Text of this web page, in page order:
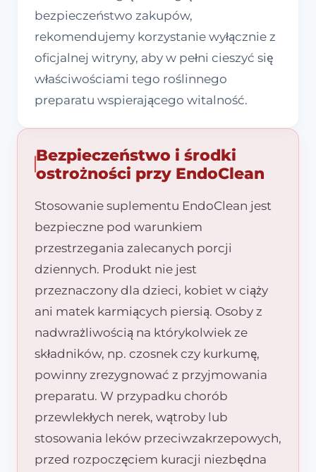
bezpieczeństwo zakupów,
rekomendujemy korzystanie wyłącznie z
oficjalnej witryny, aby w pełni cieszyć się
właściwościami tego roślinnego
preparatu wspierającego witalność.
Bezpieczeństwo i środki
ostrożności przy EndoClean
Stosowanie suplementu EndoClean jest
bezpieczne pod warunkiem
przestrzegania zalecanych porcji
dziennych. Produkt nie jest
przeznaczony dla dzieci, kobiet w ciąży
ani matek karmiących piersią. Osoby z
nadwrażliwością na którykolwiek ze
składników, np. czosnek czy kurkumę,
powinny zrezygnować z przyjmowania
preparatu. W przypadku chorób
przewlekłych nerek, wątroby lub
stosowania leków przeciwzakrzepowych,
przed rozpoczęciem kuracji niezbędna